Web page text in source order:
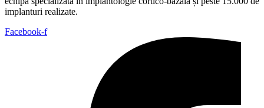
implanturi realizate.
Facebook-f